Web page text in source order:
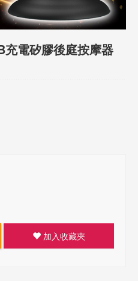
電矽膠後庭按摩器
加入收藏夾